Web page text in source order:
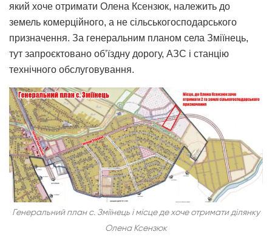
який хоче отримати Олена Ксензюк, належить до
земель комерційного, а не сільськогосподарського
призначення. За генеральним планом села Зміїнець,
тут запроєктовано об’їздну дорогу, АЗС і станцію
технічного обслуговування.
Генеральний план с. Зміїнець і місце де хоче отримати ділянку
Олена Ксензюк